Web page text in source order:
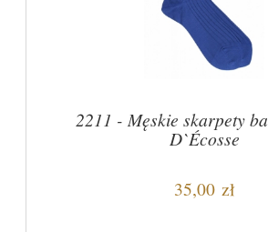
2211 - Męskie skarpety
D`Écosse
35,00 zł